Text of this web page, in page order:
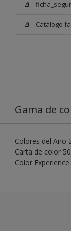
Catálogo
Gama de
Colores del Año
Carta de color
Color Experience